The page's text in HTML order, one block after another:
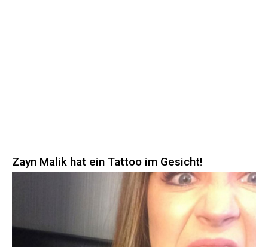
Zayn Malik hat ein Tattoo im Gesicht!